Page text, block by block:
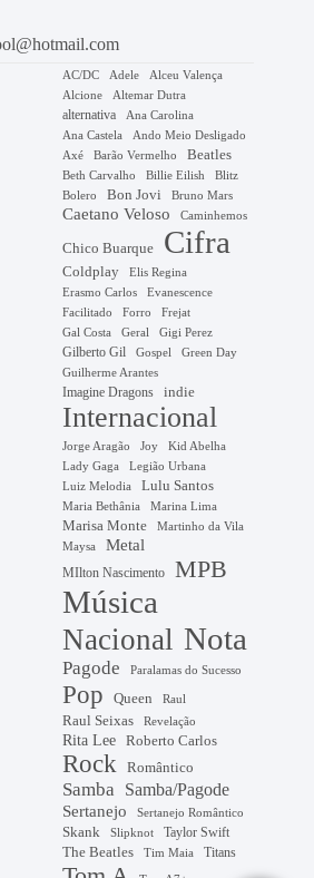
AC/DC Adele
Alceu Valença
Alcione
Altemar Dutra
alternativa
Ana Carolina
Ana Castela
Ando Meio Desligado
Axé Barão Vermelho Beatles
Beth Carvalho Billie Eilish
Blitz
Bolero
Bon Jovi Bruno Mars
Caetano Veloso Caminhemos
Chico Buarque Cifra
Coldplay
Elis Regina
Erasmo Carlos
Evanescence
Facilitado
Forro Frejat
Gal Costa Geral Gigi Perez
Gilberto Gil Gospel Green Day
Guilherme Arantes
Imagine Dragons indie
Internacional
Jorge Aragão Joy Kid Abelha
Lady Gaga
Legião Urbana
Luiz Melodia
Lulu Santos
Maria Bethânia Marina Lima
Marisa Monte
Martinho da Vila
Maysa
Metal
MIlton Nascimento MPB
Música
Nacional Nota
Pagode Paralamas do Sucesso
Pop Queen Raul
Raul Seixas Revelação
Rita Lee Roberto Carlos
Rock Romântico
Samba
Samba/Pagode
Sertanejo
Sertanejo Romântico
Skank Slipknot Taylor Swift
The Beatles Tim Maia Titans